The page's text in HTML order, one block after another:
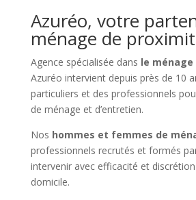
Azuréo, votre
ménage de
Agence spécialisée dans le
Azuréo intervient depuis près de 10
particuliers et des professionnels
de ménage et d’entretien.
Nos hommes et femmes de
professionnels recrutés et formés
intervenir avec efficacité et
domicile.